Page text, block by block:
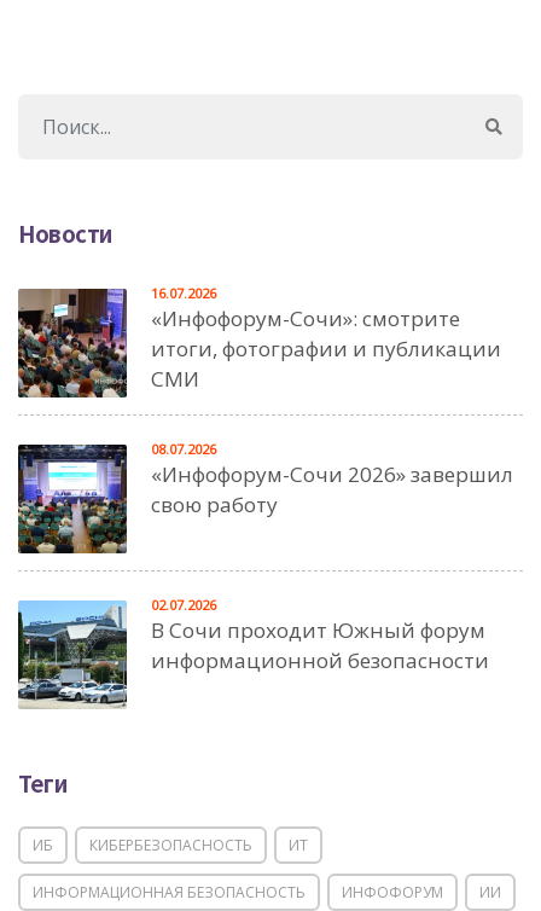
Новости
«Инфофорум-Сочи»: смотрите
итоги, фотографии и публикации
СМИ
16.07.2026
«Инфофорум-Сочи 2026» завершил
свою работу
08.07.2026
В Сочи проходит Южный форум
информационной безопасности
02.07.2026
Теги
ИБ КИБЕРБЕЗОПАСНОСТЬ ИТ
ИНФОРМАЦИОННАЯ БЕЗОПАСНОСТЬ ИНФОФОРУМ ИИ